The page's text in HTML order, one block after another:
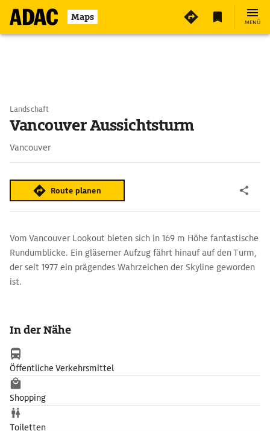
Maps MENÜ
Landschaft
Vancouver Aussichtsturm
Vancouver
Route planen
Vom Vancouver Lookout bieten sich in 169 m Höhe fantastische
Rundumblicke. Ein gläserner Aufzug fährt hinauf auf den Turm,
der seit 1977 ein prägendes Wahrzeichen der Skyline geworden
ist.
In der Nähe
Öffentliche Verkehrsmittel
Shopping
Toiletten